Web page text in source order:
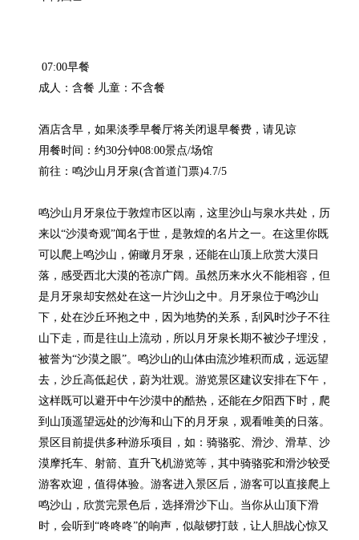
07:00早餐
成人：含餐 儿童：不含餐
酒店含早，如果淡季早餐厅将关闭退早餐费，请见谅
用餐时间：约30分钟08:00景点/场馆
前往：鸣沙山月牙泉(含首道门票)4.7/5
鸣沙山月牙泉位于敦煌市区以南，这里沙山与泉水共处，历
来以“沙漠奇观”闻名于世，是敦煌的名片之一。在这里你既
可以爬上鸣沙山，俯瞰月牙泉，还能在山顶上欣赏大漠日
落，感受西北大漠的苍凉广阔。虽然历来水火不能相容，但
是月牙泉却安然处在这一片沙山之中。月牙泉位于鸣沙山
下，处在沙丘环抱之中，因为地势的关系，刮风时沙子不往
山下走，而是往山上流动，所以月牙泉长期不被沙子埋没，
被誉为“沙漠之眼”。鸣沙山的山体由流沙堆积而成，远远望
去，沙丘高低起伏，蔚为壮观。游览景区建议安排在下午，
这样既可以避开中午沙漠中的酷热，还能在夕阳西下时，爬
到山顶遥望远处的沙海和山下的月牙泉，观看唯美的日落。
景区目前提供多种游乐项目，如：骑骆驼、滑沙、滑草、沙
漠摩托车、射箭、直升飞机游览等，其中骑骆驼和滑沙较受
游客欢迎，值得体验。游客进入景区后，游客可以直接爬上
鸣沙山，欣赏完景色后，选择滑沙下山。当你从山顶下滑
时，会听到“咚咚咚”的响声，似敲锣打鼓，让人胆战心惊又